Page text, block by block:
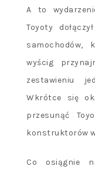
A to
Toyoty
samochodów,
wyścig
zestawieniu
Wkrótce się
przesunąć
konstruktorów
Co osiągnie